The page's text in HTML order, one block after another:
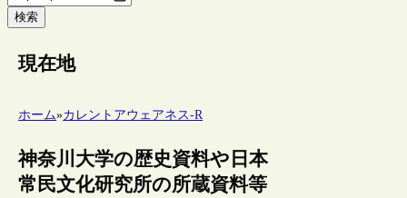
検索
現在地
ホーム»カレントアウェアネス-R
神奈川大学の歴史資料や日本
常民文化研究所の所蔵資料等